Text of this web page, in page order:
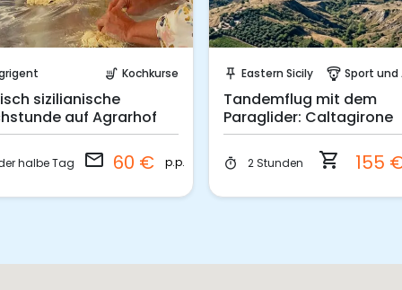
soup_kitchen Kochkurse
sizilianische
auf Agrarhof
halbe Tag email 60 € p.p.
push_pin Eastern Sicily paragliding Sport und
Tandemflug mit dem
Paraglider: Caltagirone
timer 2 Stunden shopping_cart 155